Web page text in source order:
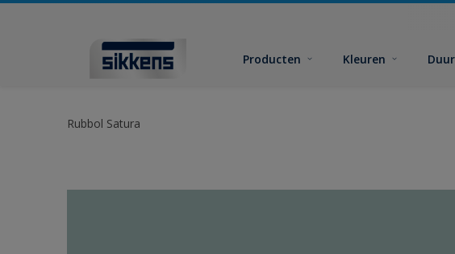
Producten Kleuren
Rubbol Satura